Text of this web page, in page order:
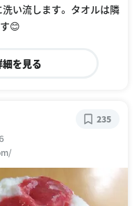
い流します。 タオルは隣
😊
を見る
235